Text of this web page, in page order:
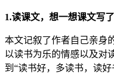
1.读课文，想一想课文写了
本文记叙了作者自己亲身
以读书为乐的情感以及对
到“读书好，多读书，读好